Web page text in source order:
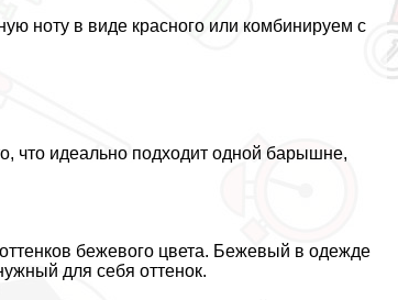
ноту в виде красного или комбинируем с
что идеально подходит одной барышне,
бежевого цвета. Бежевый в одежде
для себя оттенок.